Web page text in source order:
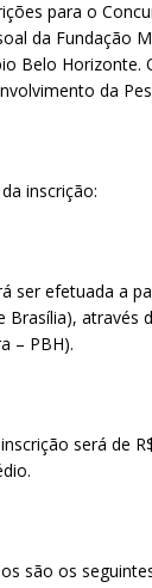
para o
da Fundação
Belo Horizonte.
da
inscrição:
ser efetuada a
Brasília), através
– PBH).
será de
são os